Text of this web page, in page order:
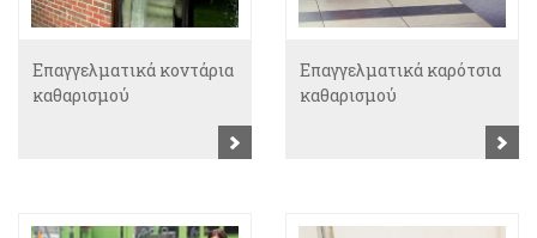
Επαγγελματικά κοντάρια
καθαρισμού
Επαγγελματικά καρότσια
καθαρισμού